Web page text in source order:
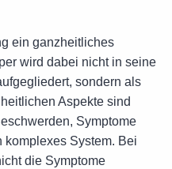
ein ganzheitliches
wird dabei nicht in seine
sondern als
Aspekte sind
Symptome
System. Bei
die Symptome